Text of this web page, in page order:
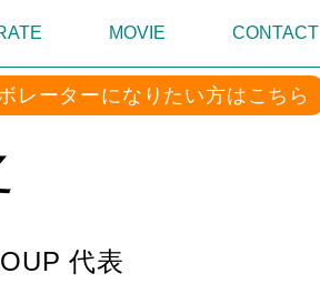
MOVIE CONTACT
レーターになりたい方はこちら
代表